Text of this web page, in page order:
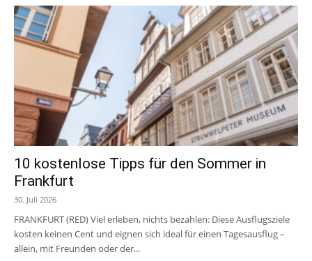
10 kostenlose Tipps für den Sommer in
Frankfurt
30. Juli 2026
FRANKFURT (RED) Viel erleben, nichts bezahlen: Diese Ausflugsziele
kosten keinen Cent und eignen sich ideal für einen Tagesausflug –
allein, mit Freunden oder der...